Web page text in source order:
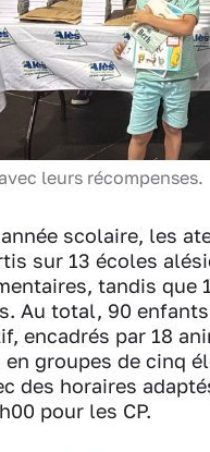
leurs récompenses.
scolaire, les
sur 13 écoles
tandis que
Au total, 90
encadrés par 18
en groupes de cinq
des horaires
pour les CP.